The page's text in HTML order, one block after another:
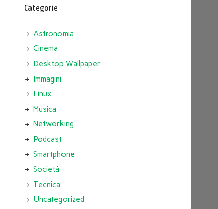
Categorie
Astronomia
Cinema
Desktop Wallpaper
Immagini
Linux
Musica
Networking
Podcast
Smartphone
Società
Tecnica
Uncategorized